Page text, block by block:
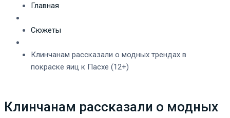
Главная
Сюжеты
Клинчанам рассказали о модных трендах в
покраске яиц к Пасхе (12+)
Клинчанам рассказали о модных